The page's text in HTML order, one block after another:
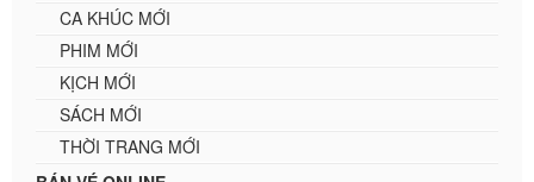
CA KHÚC MỚI
PHIM MỚI
KỊCH MỚI
SÁCH MỚI
THỜI TRANG MỚI